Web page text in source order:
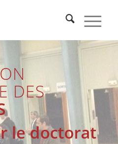
DES
le doctorat